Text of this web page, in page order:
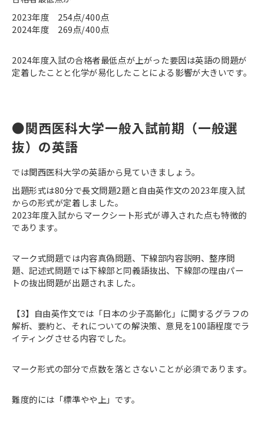
2023年度 254点/400点
2024年度 269点/400点
2024年度入試の合格者最低点が上がった要因は英語の問題が
定着したことと化学が易化したことによる影響が大きいです。
●関西医科大学一般入試前期（一般選
抜）の英語
では関西医科大学の英語から見ていきましょう。
出題形式は80分で長文問題2題と自由英作文の2023年度入試
からの形式が定着しました。
2023年度入試からマークシート形式が導入された点も特徴的
であります。
マーク式問題では内容真偽問題、下線部内容説明、整序問
題、記述式問題では下線部と同義語抜出、下線部の理由パー
トの抜出問題が出題されました。
【3】自由英作文では「日本の少子高齢化」に関するグラフの
解析、要約と、それについての解決策、意見を100語程度でラ
イティングさせる内容でした。
マーク形式の部分で点数を落とさないことが必須であります。
難度的には「標準やや上」です。